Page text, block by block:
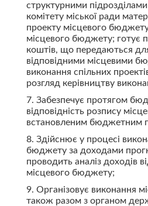
структурними
комітету міської ради
проекту місцевого
місцевого бюджету; готує
коштів, що передаються
відповідними місцевими
виконання спільних
розгляд керівництву
7. Забезпечує протягом
відповідність розпису
встановленим бюджетним
8. Здійснює у процесі
бюджету за доходами
проводить аналіз доходів
місцевого бюджету;
9. Організовує виконання
також разом з органом